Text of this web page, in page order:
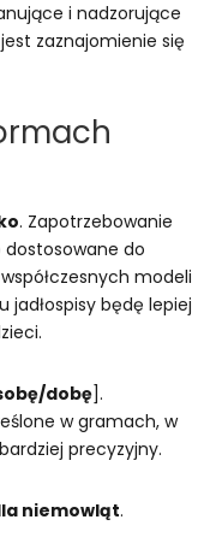
i nadzorujące
zaznajomienie się
. Zapotrzebowanie
dostosowane do
modeli
jadłospisy będę lepiej
dobę].
w gramach, w
precyzyjny.
niemowląt.